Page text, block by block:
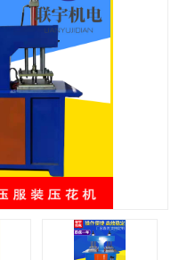
海绵产品成型机